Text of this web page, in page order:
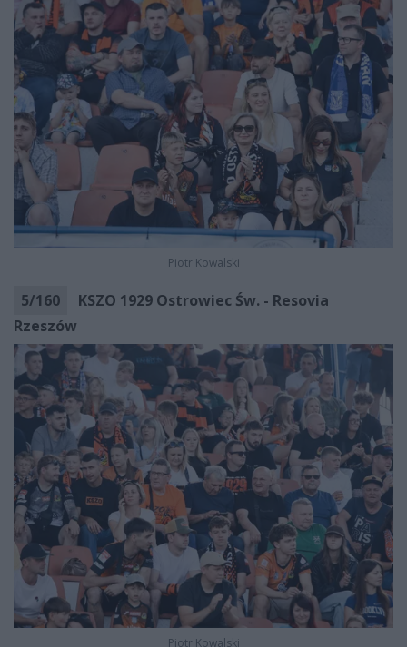
Piotr Kowalski
5/160
KSZO 1929 Ostrowiec Św. - Resovia
Rzeszów
Piotr Kowalski